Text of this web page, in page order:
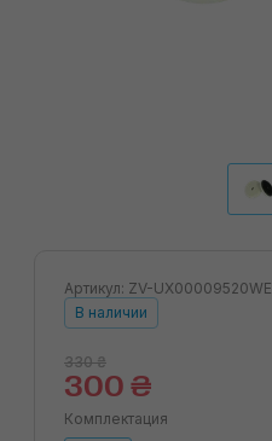
Артикул: ZV-UX00009520WE
В наличии
330 ₴
300 ₴
Комплектация